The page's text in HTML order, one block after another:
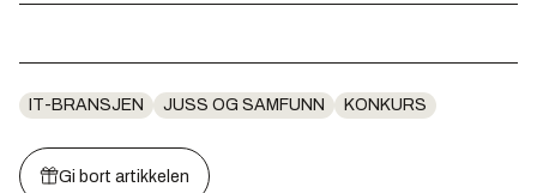
IT-BRANSJEN JUSS OG SAMFUNN KONKURS
Gi bort artikkelen